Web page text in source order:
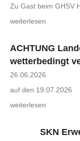
Zu Gast beim GHSV
weiterlesen
ACHTUNG
wetterbedingt
26.06.2026
auf den 19.07.2026
weiterlesen
SKN